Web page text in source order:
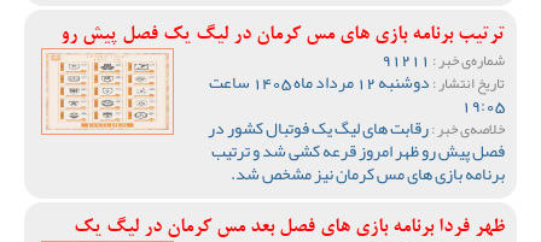
ترتیب برنامه بازی های مس کرمان در لیگ یک فصل پیش رو
شماره‌ی خبر :
تاریخ انتشار : دوشنبه 12 مرداد ماه 1405 ساعت
19:05
خلاصه‌ی خبر :رقابت های لیگ یک فوتبال کشور در
فصل پیش رو ظهر امروز قرعه کشی شد و ترتیب
برنامه بازی های مس کرمان نیز مشخص شد.
ظهر فردا برنامه بازی های فصل بعد مس کرمان در لیگ یک